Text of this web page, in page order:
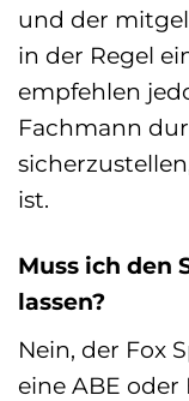
und der
in der Regel
empfehlen
Fachmann
ist.
Muss ich den
lassen?
Nein, der Fox
eine ABE